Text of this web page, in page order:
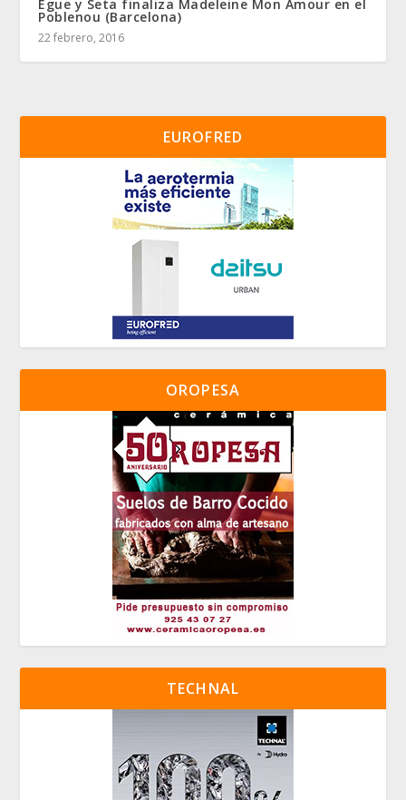
Egue y Seta finaliza Madeleine Mon Amour en el
Poblenou (Barcelona)
22 febrero, 2016
EUROFRED
OROPESA
TECHNAL